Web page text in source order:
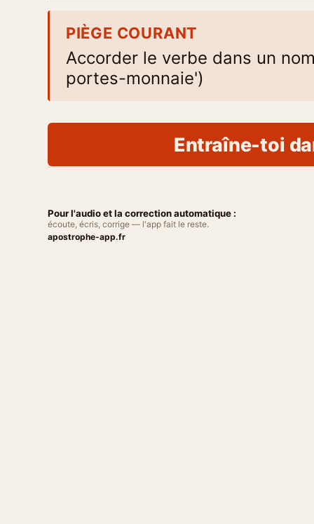
PIÈGE COURANT
Accorder le verbe dans un
portes-monnaie')
Entraîne-toi
Pour l'audio et la correction automatique :
écoute, écris, corrige — l'app fait le reste.
apostrophe-app.fr